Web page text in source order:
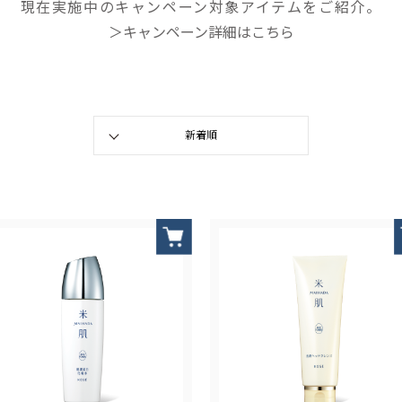
現在実施中のキャンペーン対象アイテムをご紹介。
＞キャンペーン詳細はこちら